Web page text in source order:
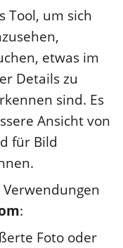
Tool, um sich
etwas im
Details zu
sind. Es
Ansicht von
für Bild
:
Foto oder